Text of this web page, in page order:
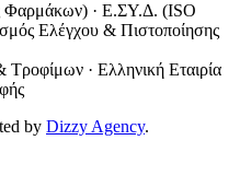
Φαρμάκων) · Ε.ΣΥ.Δ. (ISO
Ελέγχου & Πιστοποίησης
Τροφίμων · Ελληνική Εταιρία
by Dizzy Agency.